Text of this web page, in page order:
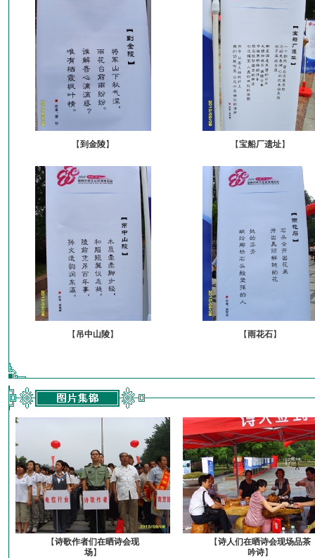
【到金陵】 【宝船厂遗址】
【 吊中山陵】 【雨花石】
【诗歌作者们在晒诗会现
场】
【诗人们在晒诗会现场品茶
吟诗】